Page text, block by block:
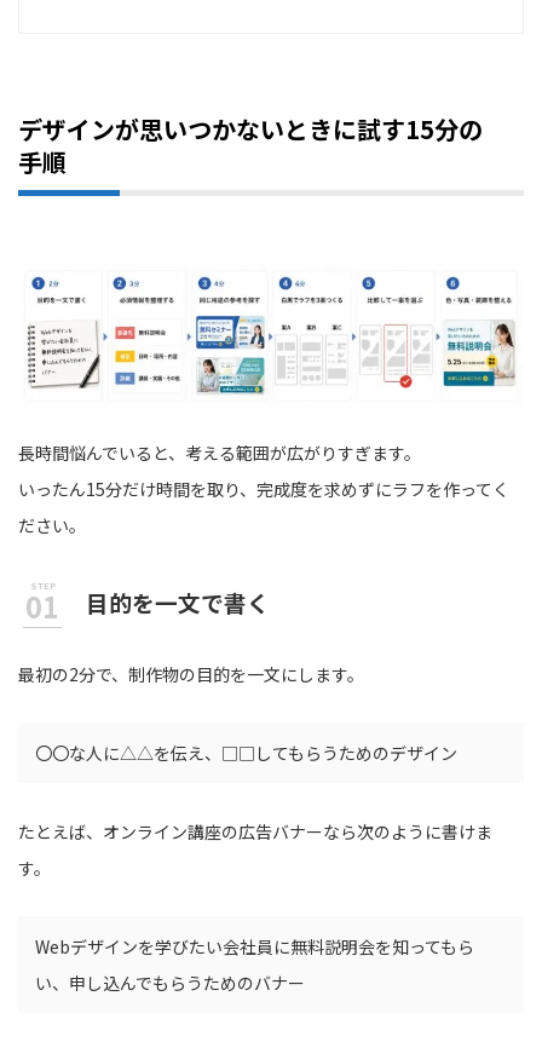
デザインが思いつかないときに試す15分の
手順
長時間悩んでいると、考える範囲が広がりすぎます。
いったん15分だけ時間を取り、完成度を求めずにラフを作ってく
ださい。
目的を一文で書く
最初の2分で、制作物の目的を一文にします。
〇〇な人に△△を伝え、□□してもらうためのデザイン
たとえば、オンライン講座の広告バナーなら次のように書けま
す。
Webデザインを学びたい会社員に無料説明会を知ってもら
い、申し込んでもらうためのバナー